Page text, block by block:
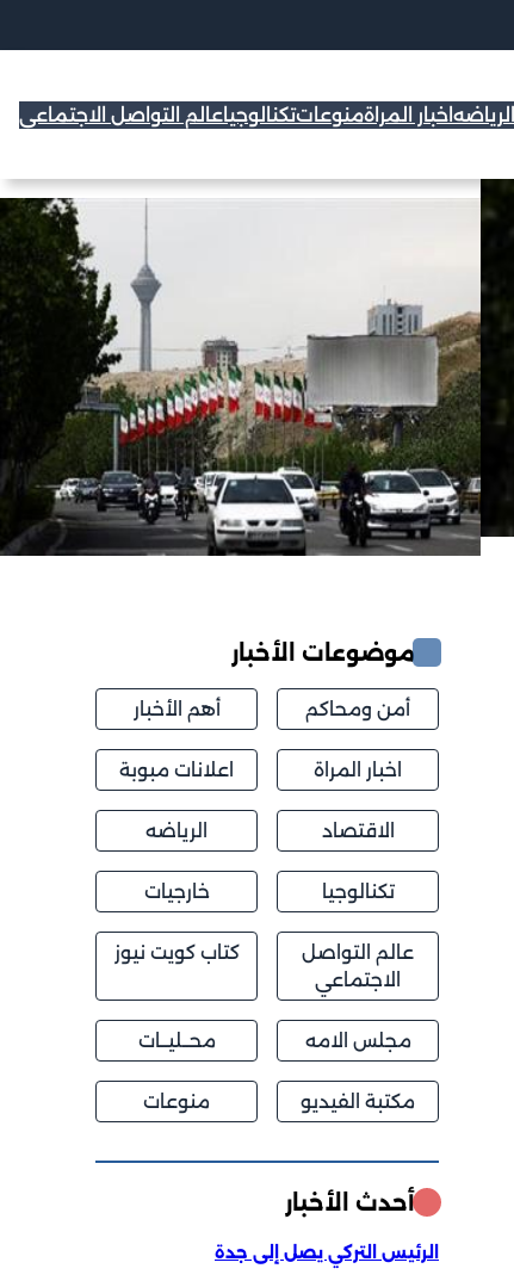
الرياضه اخبار المراةمنوعاتتكنالوجياعالم التواصل الاجتماعي
موضوعات الأخبار
أمن ومحاكم أهم الأخبار
اخبار المراة اعلانات مبوبة
الاقتصاد الرياضه
تكنالوجيا خارجيات
عالم التواصل
الاجتماعي
كتاب كويت نيوز
مجلس الامه محــليــات
مكتبة الفيديو منوعات
أحدث الأخبار
الرئيس التركي يصل إلى جدة